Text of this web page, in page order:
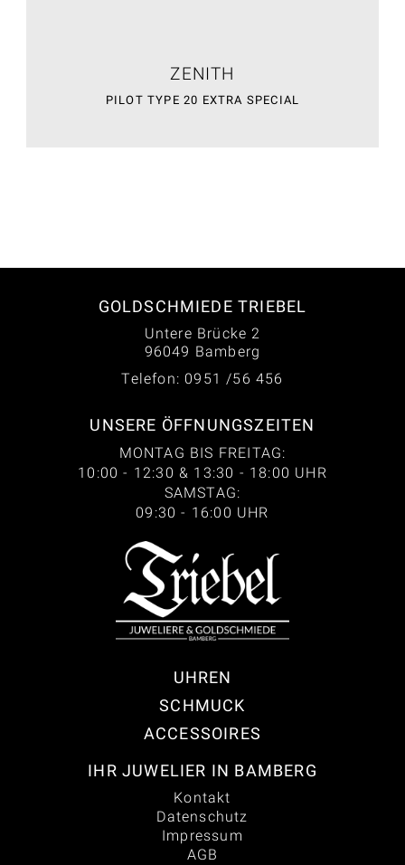
ZENITH
PILOT TYPE 20 EXTRA SPECIAL
GOLDSCHMIEDE TRIEBEL
Untere Brücke 2
96049 Bamberg
Telefon: 0951 /56 456
UNSERE ÖFFNUNGSZEITEN
MONTAG BIS FREITAG:
10:00 - 12:30 & 13:30 - 18:00 UHR
SAMSTAG:
09:30 - 16:00 UHR
UHREN
SCHMUCK
ACCESSOIRES
IHR JUWELIER IN BAMBERG
Kontakt
Datenschutz
Impressum
AGB